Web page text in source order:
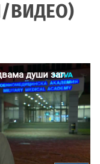
ВИДЕО)